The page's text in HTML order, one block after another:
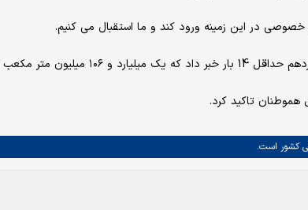
در این زمینه ورود کند و ما استقبال می کنیم.
مکعب گاز تولید شد.
تاکید کرد.
کشور است.